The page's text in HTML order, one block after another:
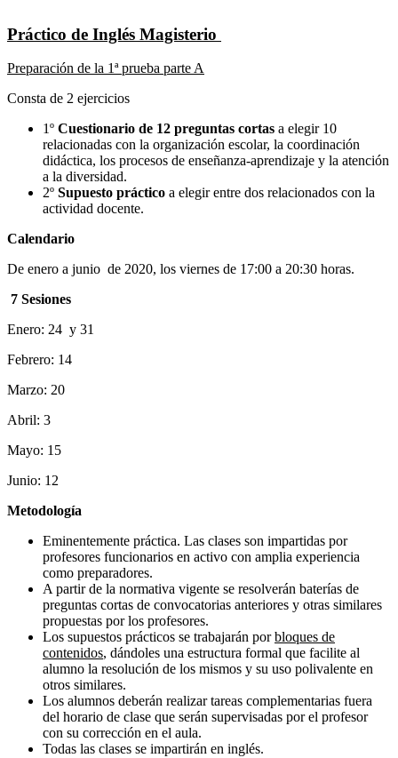
Práctico de Inglés Magisterio
Preparación de la 1ª prueba parte A
Consta de 2 ejercicios
1º Cuestionario de 12 preguntas cortas a elegir 10
relacionadas con la organización escolar, la coordinación
didáctica, los procesos de enseñanza-aprendizaje y la atención
a la diversidad.
2º Supuesto práctico a elegir entre dos relacionados con la
actividad docente.
Calendario
De enero a junio de 2020, los viernes de 17:00 a 20:30 horas.
7 Sesiones
Enero: 24 y 31
Febrero: 14
Marzo: 20
Abril: 3
Mayo: 15
Junio: 12
Metodología
Eminentemente práctica. Las clases son impartidas por
profesores funcionarios en activo con amplia experiencia
como preparadores.
A partir de la normativa vigente se resolverán baterías de
preguntas cortas de convocatorias anteriores y otras similares
propuestas por los profesores.
Los supuestos prácticos se trabajarán porbloques de
contenidos, dándoles una estructura formal que facilite al
alumno la resolución de los mismos y su uso polivalente en
otros similares.
Los alumnos deberán realizar tareas complementarias fuera
del horario de clase que serán supervisadas por el profesor
con su corrección en el aula.
Todas las clases se impartirán en inglés.